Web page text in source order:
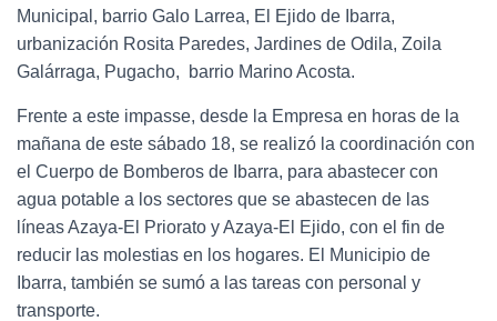
Municipal, barrio Galo Larrea, El Ejido de Ibarra,
urbanización Rosita Paredes, Jardines de Odila, Zoila
Galárraga, Pugacho, barrio Marino Acosta.
Frente a este impasse, desde la Empresa en horas de la
mañana de este sábado 18, se realizó la coordinación con
el Cuerpo de Bomberos de Ibarra, para abastecer con
agua potable a los sectores que se abastecen de las
líneas Azaya-El Priorato y Azaya-El Ejido, con el fin de
reducir las molestias en los hogares. El Municipio de
Ibarra, también se sumó a las tareas con personal y
transporte.